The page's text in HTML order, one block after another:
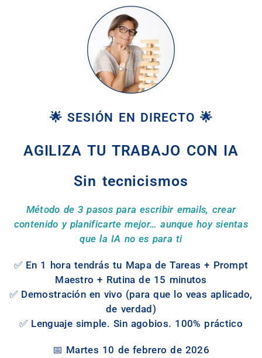
🌟 SESIÓN EN DIRECTO 🌟
AGILIZA TU TRABAJO CON IA
Sin tecnicismos
Método de 3 pasos para escribir emails, crear
contenido y planificarte mejor… aunque hoy sientas
que la IA no es para ti
✅ En 1 hora tendrás tu Mapa de Tareas + Prompt
Maestro + Rutina de 15 minutos
✅ Demostración en vivo (para que lo veas aplicado,
de verdad)
✅ Lenguaje simple. Sin agobios. 100% práctico
📅 Martes 10 de febrero de 2026